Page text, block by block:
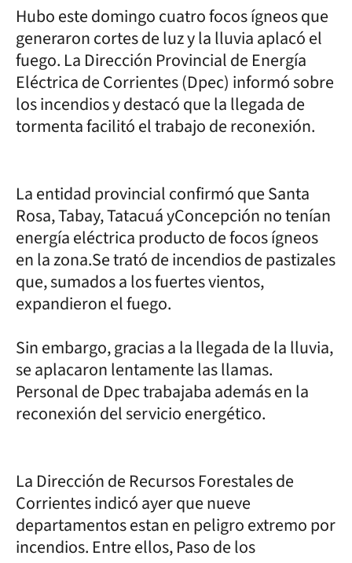
Hubo este domingo cuatro focos ígneos que
generaron cortes de luz y la lluvia aplacó el
fuego. La Dirección Provincial de Energía
Eléctrica de Corrientes (Dpec) informó sobre
los incendios y destacó que la llegada de
tormenta facilitó el trabajo de reconexión.
La entidad provincial confirmó que Santa
Rosa, Tabay, Tatacuá yConcepción no tenían
energía eléctrica producto de focos ígneos
en la zona.Se trató de incendios de pastizales
que, sumados a los fuertes vientos,
expandieron el fuego.
Sin embargo, gracias a la llegada de la lluvia,
se aplacaron lentamente las llamas.
Personal de Dpec trabajaba además en la
reconexión del servicio energético.
La Dirección de Recursos Forestales de
Corrientes indicó ayer que nueve
departamentos estan en peligro extremo por
incendios. Entre ellos, Paso de los